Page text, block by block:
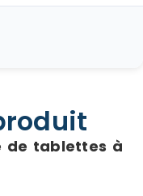
de tablettes à